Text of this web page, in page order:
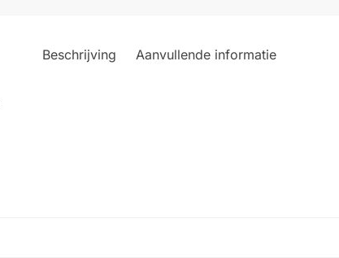
Beschrijving Aanvullende informatie